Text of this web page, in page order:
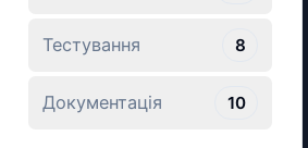
Тестування 8
Документація 10